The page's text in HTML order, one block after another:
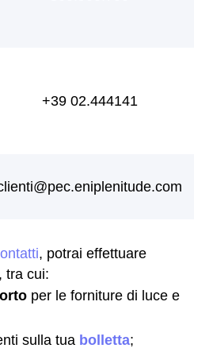
, potrai effettuare
, tra cui:
per le forniture di luce e
sulla tua bolletta;